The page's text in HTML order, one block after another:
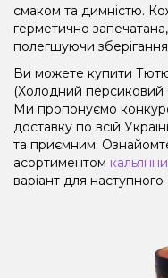
смаком та димністю.
герметично
полегшуючи зберігання
Ви можете купити
(Холодний персиковий
Ми пропонуємо
доставку по всій
та приємним.
асортиментом
варіант для наступного